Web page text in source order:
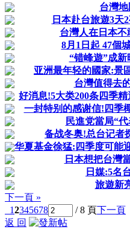
台灣
日本赴台旅遊3天
台灣人在日本
8月1日起 47個
“错峰遊”成
亚洲最年轻的國家:景
台灣值得去
好消息!5大类200条四季
一封特别的感谢信!四季
民進党當局“
备战冬奥!总台记者
华夏基金徐猛:四季度可能
日本想把台灣
日媒:5名
旅遊新
下一頁 »
12345678 / 8 頁下一頁
返 回